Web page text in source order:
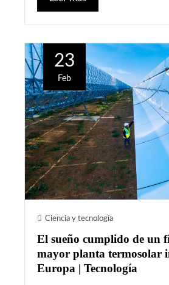
23
Feb
Ciencia y tecnología
El sueño cumplido de un
mayor planta termosolar
Europa | Tecnología